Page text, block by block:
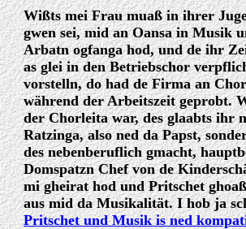
Wißts mei Frau muaß in ihrer
gwen sei, mid an Oansa in Musik
Arbatn ogfanga hod, und de ihr
as glei in den Betriebschor
vorstelln, do had de Firma an
während der Arbeitszeit geprobt.
der Chorleita war, des glaabts ihr
Ratzinga, also ned da Papst,
des nebenberuflich gmacht,
Domspatzn Chef von de
mi gheirat hod und Pritschet
aus mid da Musikalität. I hob ja
Pritschet und Musik is ned